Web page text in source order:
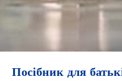
Посібник для